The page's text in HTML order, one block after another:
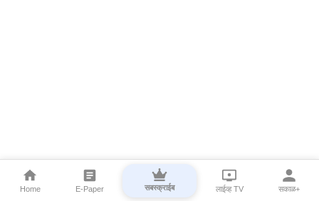
Home E-Paper सबस्क्राईब लाईव्ह TV सकाळ+